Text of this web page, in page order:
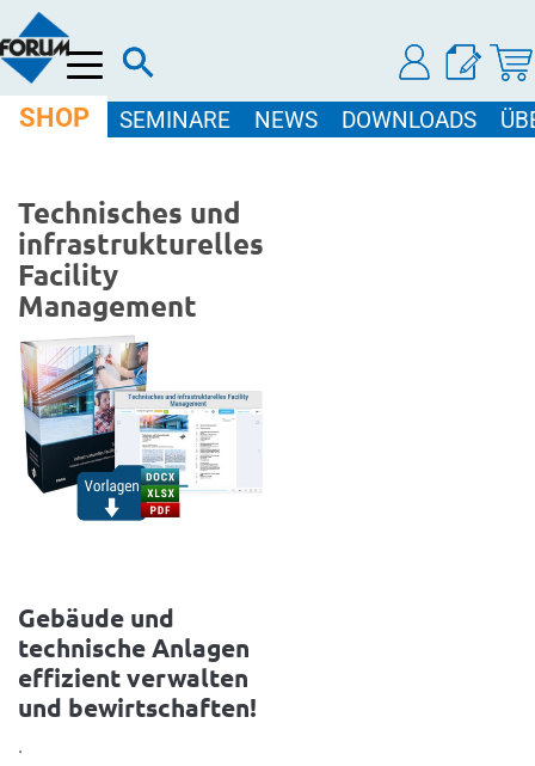
Menü
SHOP SEMINARE NEWS DOWNLOADS
Technisches und
infrastrukturelles
Facility
Management
Gebäude und
technische Anlagen
effizient verwalten
und bewirtschaften!
.